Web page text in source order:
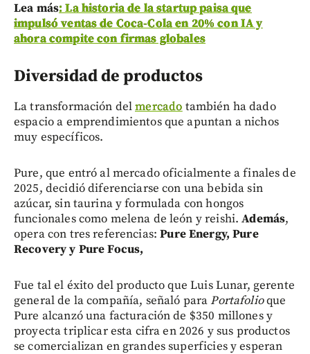
Lea más: La historia de la startup paisa que
impulsó ventas de Coca-Cola en 20% con IA y
ahora compite con firmas globales
Diversidad de productos
La transformación delmercado también ha dado
espacio a emprendimientos que apuntan a nichos
muy específicos.
Pure, que entró al mercado oficialmente a finales de
2025, decidió diferenciarse con una bebida sin
azúcar, sin taurina y formulada con hongos
funcionales como melena de león y reishi.Además,
opera con tres referencias:Pure Energy, Pure
Recovery y Pure Focus,
Fue tal el éxito del producto que Luis Lunar, gerente
general de la compañía, señaló paraPortafolioque
Pure alcanzó una facturación de $350 millones y
proyecta triplicar esta cifra en 2026 y sus productos
se comercializan en grandes superficies y esperan